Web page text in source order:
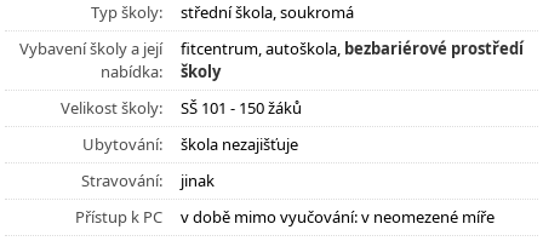
Typ školy:
střední škola, soukromá
Vybavení školy a její
nabídka:
fitcentrum, autoškola, bezbariérové prostředí
školy
Velikost školy:
SŠ 101 - 150 žáků
Ubytování:
škola nezajišťuje
Stravování:
jinak
Přístup k PC
v době mimo vyučování: v neomezené míře